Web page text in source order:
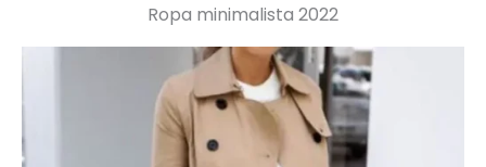
Ropa minimalista 2022